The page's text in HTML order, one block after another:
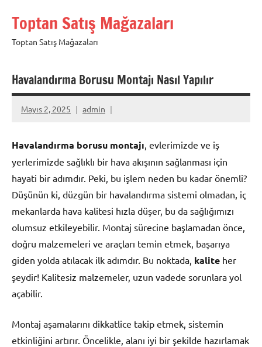
Toptan Satış Mağazaları
Toptan Satış Mağazaları
Havalandırma Borusu Montajı Nasıl Yapılır
Mayıs 2, 2025 admin
Havalandırma borusu montajı, evlerimizde ve iş
yerlerimizde sağlıklı bir hava akışının sağlanması için
hayati bir adımdır. Peki, bu işlem neden bu kadar önemli?
Düşünün ki, düzgün bir havalandırma sistemi olmadan, iç
mekanlarda hava kalitesi hızla düşer, bu da sağlığımızı
olumsuz etkileyebilir. Montaj sürecine başlamadan önce,
doğru malzemeleri ve araçları temin etmek, başarıya
giden yolda atılacak ilk adımdır. Bu noktada, kalite her
şeydir! Kalitesiz malzemeler, uzun vadede sorunlara yol
açabilir.
Montaj aşamalarını dikkatlice takip etmek, sistemin
etkinliğini artırır. Öncelikle, alanı iyi bir şekilde hazırlamak